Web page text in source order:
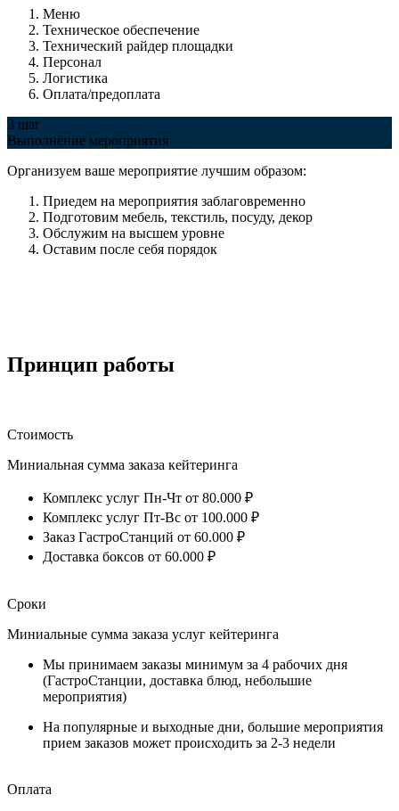
Меню
Техническое обеспечение
Технический райдер площадки
Персонал
Логистика
Оплата/предоплата
3 шаг
Выполнение мероприятия
Организуем ваше мероприятие лучшим образом:
Приедем на мероприятия заблаговременно
Подготовим мебель, текстиль, посуду, декор
Обслужим на высшем уровне
Оставим после себя порядок
Принцип работы
Стоимость
Миниальная сумма заказа кейтеринга
Комплекс услуг Пн-Чт от 80.000 ₽
Комплекс услуг Пт-Вс от 100.000 ₽
Заказ ГастроСтанций от 60.000 ₽
Доставка боксов от 60.000 ₽
Сроки
Миниальные сумма заказа услуг кейтеринга
Мы принимаем заказы минимум за 4 рабочих дня
(ГастроСтанции, доставка блюд, небольшие
мероприятия)
На популярные и выходные дни, большие мероприятия
прием заказов может происходить за 2-3 недели
Оплата